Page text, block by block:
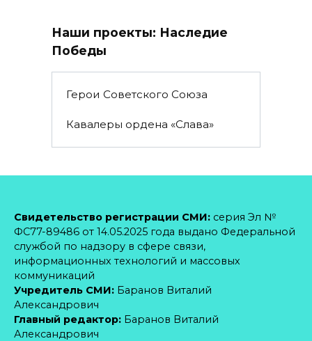
Наши проекты: Наследие
Победы
Герои Советского Союза
Кавалеры ордена «Слава»
Свидетельство регистрации СМИ: серия Эл №
ФС77-89486 от 14.05.2025 года выдано Федеральной
службой по надзору в сфере связи,
информационных технологий и массовых
коммуникаций
Учредитель СМИ: Баранов Виталий
Александрович
Главный редактор: Баранов Виталий
Александрович